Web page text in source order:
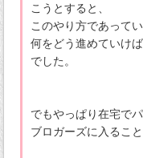
こうとすると、
このやり方であって
何をどう進めていけ
でした。
でもやっぱり在宅で
ブロガーズに入るこ